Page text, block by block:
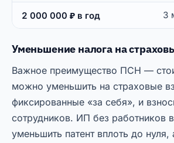
2 000 000 ₽ в год 3
Уменьшение налога на
Важное преимущество ПСН —
можно уменьшить на страховые
фиксированные «за себя», и
сотрудников. ИП без работников
уменьшить патент вплоть до